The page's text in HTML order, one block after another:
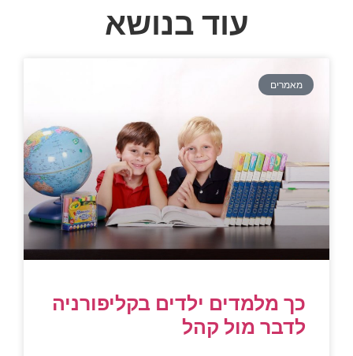
עוד בנושא
מאמרים
כך מלמדים ילדים בקליפורניה
לדבר מול קהל